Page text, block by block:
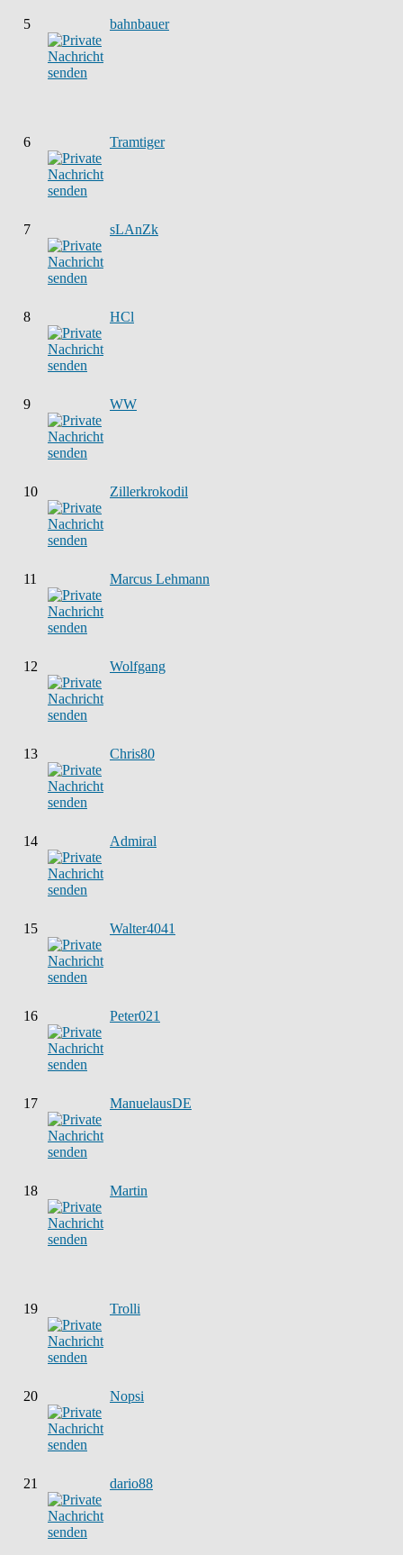
5 bahnbauer
6 Tramtiger
7 sLAnZk
8 HCl
9 WW
10 Zillerkrokodil
11 Marcus Lehmann
12 Wolfgang
13 Chris80
14 Admiral
15 Walter4041
16 Peter021
17 ManuelausDE
18 Martin
19 Trolli
20 Nopsi
21 dario88